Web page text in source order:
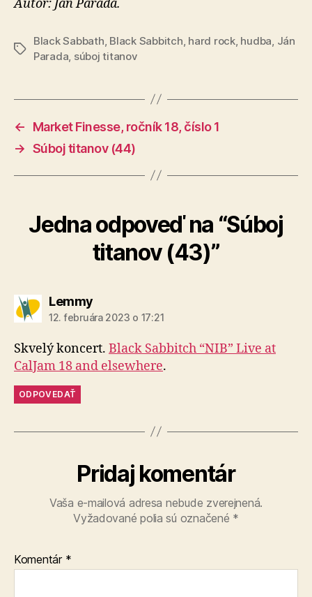
Autor: Ján Parada.
Značky
Black Sabbath Black Sabbitch hard rock, hudba Ján
Parada súboj titanov
←
Market Finesse, ročník 18, číslo 1
→ Súboj titanov (44)
Jedna odpoveď na “Súboj
titanov (43)”
Lemmyhovorí:
12. februára 2023 o 17:21
Skvelý koncert. Black Sabbitch “NIB” Live at
CalJam 18 and elsewhere.
ODPOVEDAŤ
Pridaj komentár
Vaša e-mailová adresa nebude zverejnená.
Vyžadované polia sú označené *
Komentár *